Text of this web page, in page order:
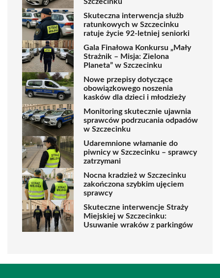
Skuteczna interwencja służb
ratunkowych w Szczecinku
ratuje życie 92-letniej seniorki
Gala Finałowa Konkursu „Mały
Strażnik – Misja: Zielona
Planeta” w Szczecinku
Nowe przepisy dotyczące
obowiązkowego noszenia
kasków dla dzieci i młodzieży
Monitoring skutecznie ujawnia
sprawców podrzucania odpadów
w Szczecinku
Udaremnione włamanie do
piwnicy w Szczecinku – sprawcy
zatrzymani
Nocna kradzież w Szczecinku
zakończona szybkim ujęciem
sprawcy
Skuteczne interwencje Straży
Miejskiej w Szczecinku:
Usuwanie wraków z parkingów